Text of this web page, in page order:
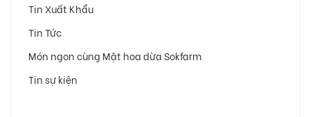
Tin Xuất Khẩu
Tin Tức
Món ngon cùng Mật hoa dừa Sokfarm
Tin sự kiện